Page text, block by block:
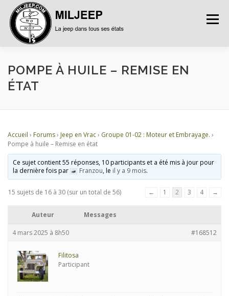
Menu
ACCUEIL ARTICLES PETITES ANNONCES
DOCUMENTATIONS
CONNEXION
POMPE À HUILE – REMISE EN
ÉTAT
Accueil › Forums› Jeep en Vrac› Groupe 01-02 : Moteur et Embrayage. ›
Pompe à huile – Remise en état
Ce sujet contient 55 réponses, 10 participants et a été mis à jour pour
la dernière fois par
Franzou, le il y a 9 mois.
15 sujets de 16 à 30 (sur un total de 56) ← 1 2 3 4 →
Auteur Messages
4 mars 2025 à 8h50 #168512
Filitosa
Participant